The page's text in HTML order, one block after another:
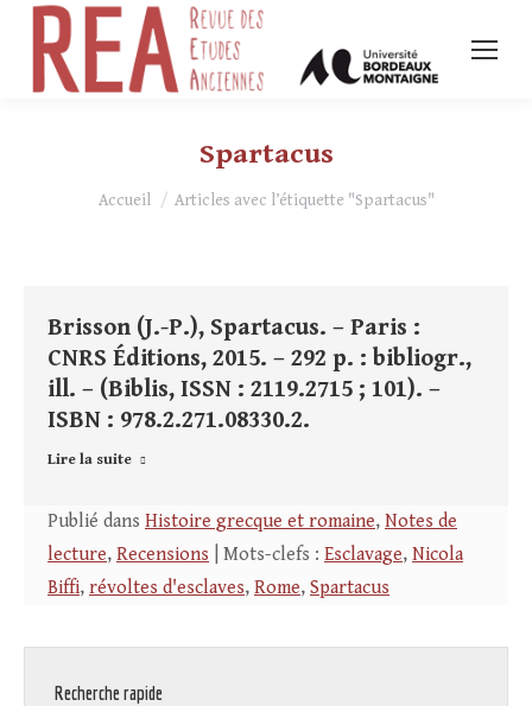
Spartacus
Vous êtes ici :
Accueil Articles avec l’étiquette "Spartacus"
Brisson (J.-P.), Spartacus. – Paris :
CNRS Éditions, 2015. – 292 p. : bibliogr.,
ill. – (Biblis, ISSN : 2119.2715 ; 101). –
ISBN : 978.2.271.08330.2.
Lire la suite
Publié dans Histoire grecque et romaine, Notes de
lecture, Recensions | Mots-clefs : Esclavage, Nicola
Biffi, révoltes d'esclaves, Rome, Spartacus
Recherche rapide